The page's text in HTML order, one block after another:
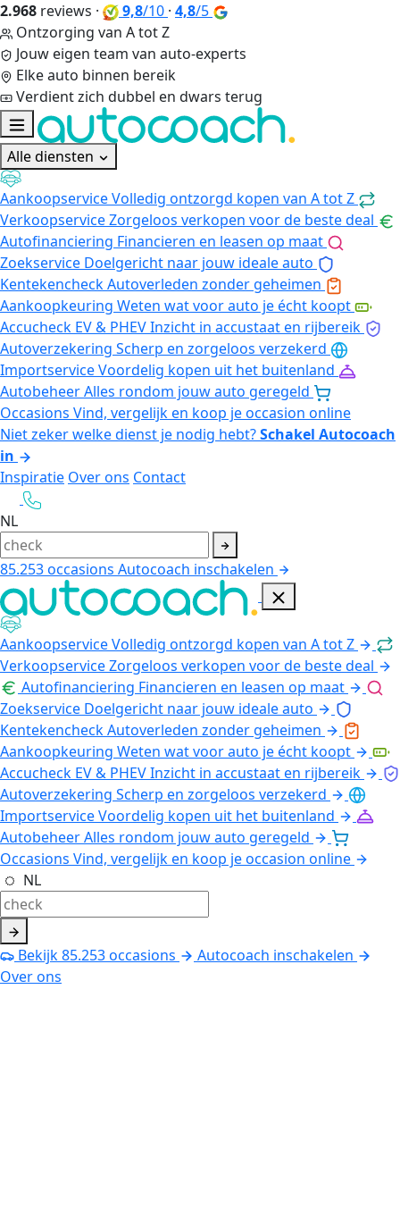
2.968 reviews · 9,8/10 · 4,8/5
Ontzorging van A tot Z
Jouw eigen team van auto-experts
Elke auto binnen bereik
Verdient zich dubbel en dwars terug
Alle diensten
AankoopserviceVolledig ontzorgd kopen van A tot Z
VerkoopserviceZorgeloos verkopen voor de beste deal
Autofinanciering Financieren en leasen op maat
Zoekservice Doelgericht naar jouw ideale auto
KentekencheckAutoverleden zonder geheimen
Aankoopkeuring Weten wat voor auto je écht koopt
Accucheck EV & PHEVInzicht in accustaat en rijbereik
Autoverzekering Scherp en zorgeloos verzekerd
ImportserviceVoordelig kopen uit het buitenland
AutobeheerAlles rondom jouw auto geregeld
Occasions Vind, vergelijk en koop je occasion online
Niet zeker welke dienst je nodig hebt?Schakel Autocoach
in
Inspiratie Over ons Contact
NL
85.253occasions Autocoach inschakelen
AankoopserviceVolledig ontzorgd kopen van A tot Z
VerkoopserviceZorgeloos verkopen voor de beste deal
Autofinanciering Financieren en leasen op maat
Zoekservice Doelgericht naar jouw ideale auto
KentekencheckAutoverleden zonder geheimen
Aankoopkeuring Weten wat voor auto je écht koopt
Accucheck EV & PHEVInzicht in accustaat en rijbereik
Autoverzekering Scherp en zorgeloos verzekerd
ImportserviceVoordelig kopen uit het buitenland
AutobeheerAlles rondom jouw auto geregeld
Occasions Vind, vergelijk en koop je occasion online
NL
Bekijk85.253occasions
Autocoach inschakelen
Over ons